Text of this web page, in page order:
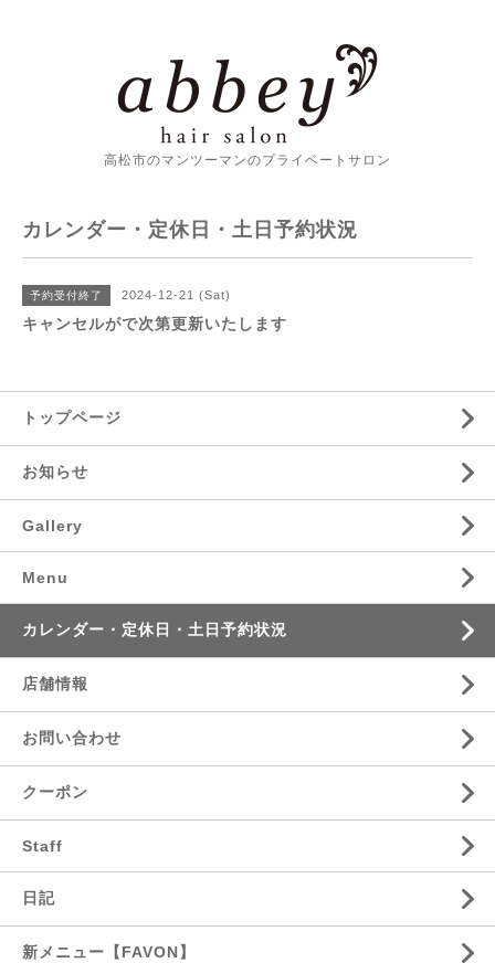
高松市のマンツーマンのプライベートサロン
カレンダー・定休日・土日予約状況
予約受付終了 2024-12-21 (Sat)
キャンセルがで次第更新いたします
トップページ
お知らせ
Gallery
Menu
カレンダー・定休日・土日予約状況
店舗情報
お問い合わせ
クーポン
Staff
日記
新メニュー【FAVON】